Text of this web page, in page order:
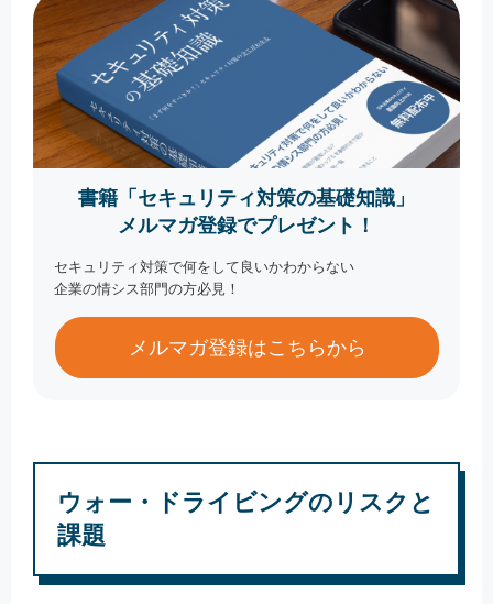
書籍「セキュリティ対策の基礎知識」
メルマガ登録でプレゼント！
セキュリティ対策で何をして良いかわからない
企業の情シス部門の方必見！
メルマガ登録はこちらから
ウォー・ドライビングのリスクと
課題